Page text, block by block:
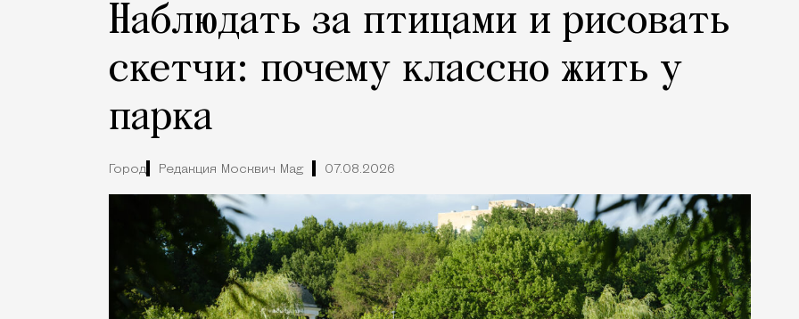
Наблюдать за птицами и рисовать
скетчи: почему классно жить у
парка
Город Редакция Москвич Mag 07.08.2026